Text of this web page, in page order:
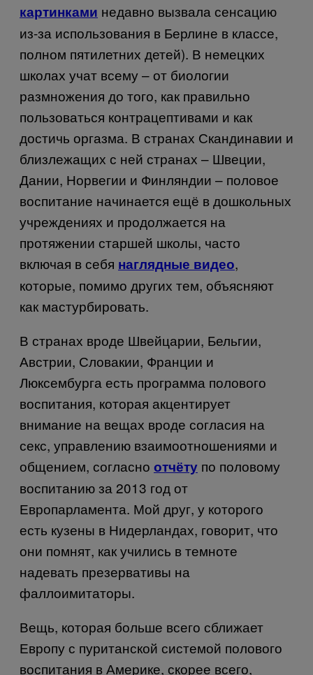
картинками недавно вызвала сенсацию
из-за использования в Берлине в классе,
полном пятилетних детей). В немецких
школах учат всему – от биологии
размножения до того, как правильно
пользоваться контрацептивами и как
достичь оргазма. В странах Скандинавии и
близлежащих с ней странах – Швеции,
Дании, Норвегии и Финляндии – половое
воспитание начинается ещё в дошкольных
учреждениях и продолжается на
протяжении старшей школы, часто
включая в себя наглядные видео,
которые, помимо других тем, объясняют
как мастурбировать.
В странах вроде Швейцарии, Бельгии,
Австрии, Словакии, Франции и
Люксембурга есть программа полового
воспитания, которая акцентирует
внимание на вещах вроде согласия на
секс, управлению взаимоотношениями и
общением, согласно отчёту по половому
воспитанию за 2013 год от
Европарламента. Мой друг, у которого
есть кузены в Нидерландах, говорит, что
они помнят, как учились в темноте
надевать презервативы на
фаллоимитаторы.
Вещь, которая больше всего сближает
Европу с пуританской системой полового
воспитания в Америке, скорее всего,